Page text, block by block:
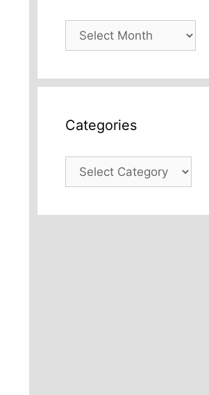
Archives
Categories
Categories